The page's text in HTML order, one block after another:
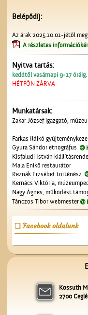
Se
A
Belépődíj:
Az árak 2025.10.01-jétől
A részletes
Nyitva tartás:
keddtől vasárnapi 9-17 óráig.
HÉTFŐN ZÁRVA
Munkatársak:
Zakar József igazgató,
Farkas Ildikó
Gyura Sándor etnográfus
Kisfaludi István
Mala Enikő restaurátor
Reznák Erzsébet történész
Kernács Viktória,
Nagy Ágnes, működést
Tánczos Tibor webmester
Facebook oldalunk
Kossuth
2700